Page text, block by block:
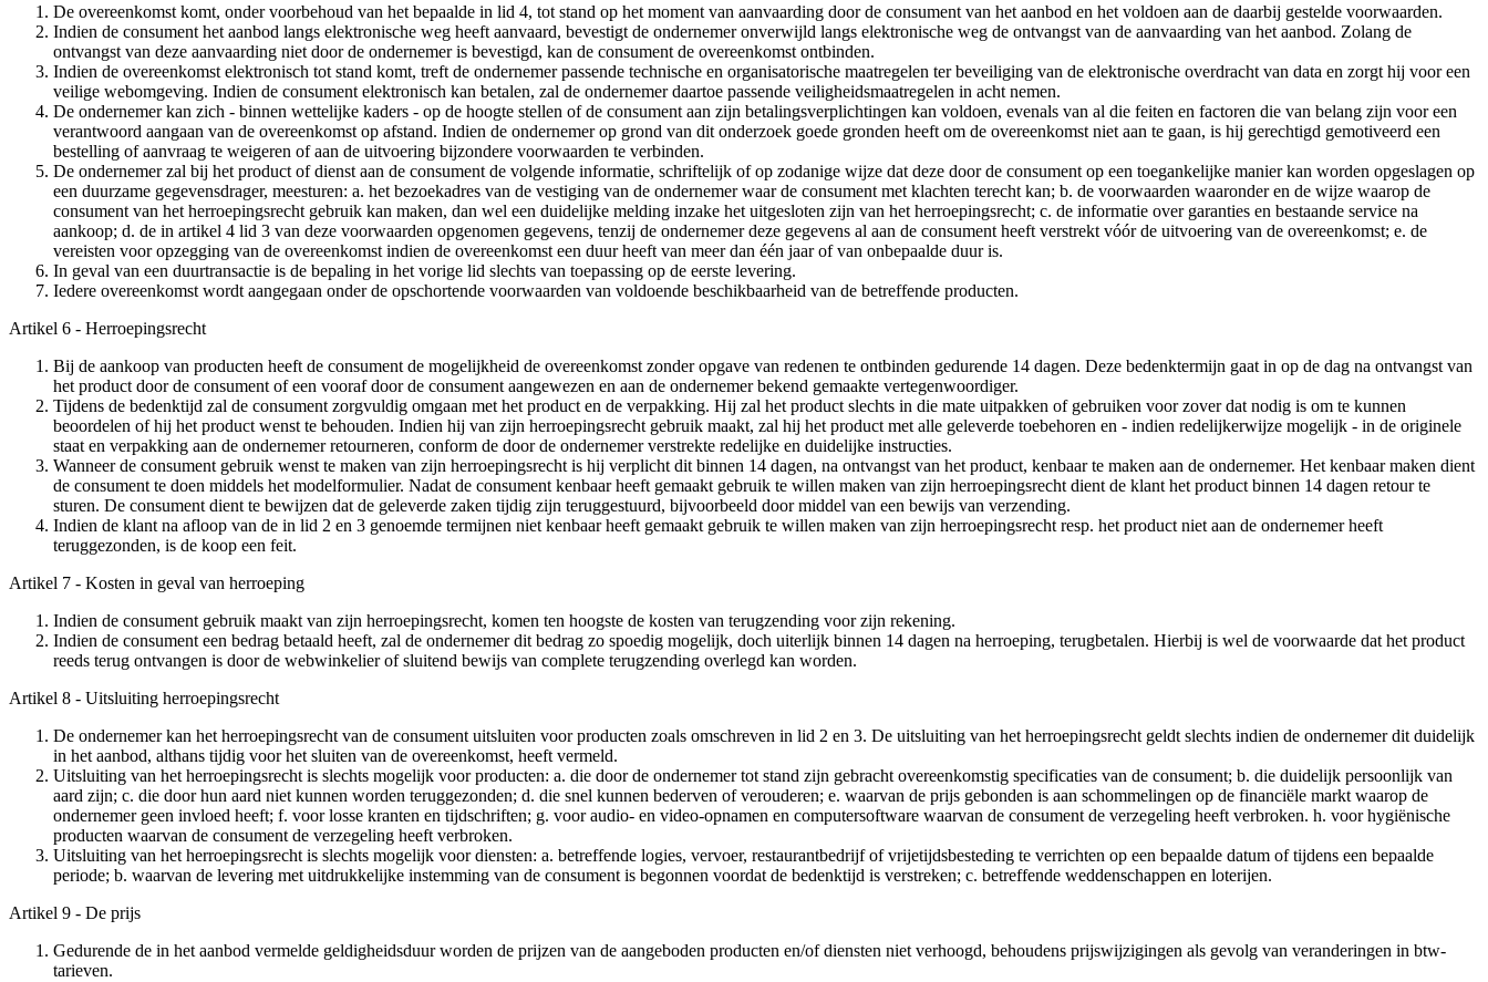
De overeenkomst komt, onder voorbehoud van het bepaalde in lid 4, tot stand op het moment van aanvaarding door de consument van het aanbod en het voldoen aan de daarbij gestelde voorwaarden.
Indien de consument het aanbod langs elektronische weg heeft aanvaard, bevestigt de ondernemer onverwijld langs elektronische weg de ontvangst van de aanvaarding van het aanbod. Zolang de
ontvangst van deze aanvaarding niet door de ondernemer is bevestigd, kan de consument de overeenkomst ontbinden.
Indien de overeenkomst elektronisch tot stand komt, treft de ondernemer passende technische en organisatorische maatregelen ter beveiliging van de elektronische overdracht van data en zorgt hij voor een
veilige webomgeving. Indien de consument elektronisch kan betalen, zal de ondernemer daartoe passende veiligheidsmaatregelen in acht nemen.
De ondernemer kan zich - binnen wettelijke kaders - op de hoogte stellen of de consument aan zijn betalingsverplichtingen kan voldoen, evenals van al die feiten en factoren die van belang zijn voor een
verantwoord aangaan van de overeenkomst op afstand. Indien de ondernemer op grond van dit onderzoek goede gronden heeft om de overeenkomst niet aan te gaan, is hij gerechtigd gemotiveerd een
bestelling of aanvraag te weigeren of aan de uitvoering bijzondere voorwaarden te verbinden.
De ondernemer zal bij het product of dienst aan de consument de volgende informatie, schriftelijk of op zodanige wijze dat deze door de consument op een toegankelijke manier kan worden opgeslagen op
een duurzame gegevensdrager, meesturen: a. het bezoekadres van de vestiging van de ondernemer waar de consument met klachten terecht kan; b. de voorwaarden waaronder en de wijze waarop de
consument van het herroepingsrecht gebruik kan maken, dan wel een duidelijke melding inzake het uitgesloten zijn van het herroepingsrecht; c. de informatie over garanties en bestaande service na
aankoop; d. de in artikel 4 lid 3 van deze voorwaarden opgenomen gegevens, tenzij de ondernemer deze gegevens al aan de consument heeft verstrekt vóór de uitvoering van de overeenkomst; e. de
vereisten voor opzegging van de overeenkomst indien de overeenkomst een duur heeft van meer dan één jaar of van onbepaalde duur is.
In geval van een duurtransactie is de bepaling in het vorige lid slechts van toepassing op de eerste levering.
Iedere overeenkomst wordt aangegaan onder de opschortende voorwaarden van voldoende beschikbaarheid van de betreffende producten.
Artikel 6 - Herroepingsrecht
Bij de aankoop van producten heeft de consument de mogelijkheid de overeenkomst zonder opgave van redenen te ontbinden gedurende 14 dagen. Deze bedenktermijn gaat in op de dag na ontvangst van
het product door de consument of een vooraf door de consument aangewezen en aan de ondernemer bekend gemaakte vertegenwoordiger.
Tijdens de bedenktijd zal de consument zorgvuldig omgaan met het product en de verpakking. Hij zal het product slechts in die mate uitpakken of gebruiken voor zover dat nodig is om te kunnen
beoordelen of hij het product wenst te behouden. Indien hij van zijn herroepingsrecht gebruik maakt, zal hij het product met alle geleverde toebehoren en - indien redelijkerwijze mogelijk - in de originele
staat en verpakking aan de ondernemer retourneren, conform de door de ondernemer verstrekte redelijke en duidelijke instructies.
Wanneer de consument gebruik wenst te maken van zijn herroepingsrecht is hij verplicht dit binnen 14 dagen, na ontvangst van het product, kenbaar te maken aan de ondernemer. Het kenbaar maken dient
de consument te doen middels het modelformulier. Nadat de consument kenbaar heeft gemaakt gebruik te willen maken van zijn herroepingsrecht dient de klant het product binnen 14 dagen retour te
sturen. De consument dient te bewijzen dat de geleverde zaken tijdig zijn teruggestuurd, bijvoorbeeld door middel van een bewijs van verzending.
Indien de klant na afloop van de in lid 2 en 3 genoemde termijnen niet kenbaar heeft gemaakt gebruik te willen maken van zijn herroepingsrecht resp. het product niet aan de ondernemer heeft
teruggezonden, is de koop een feit.
Artikel 7 - Kosten in geval van herroeping
Indien de consument gebruik maakt van zijn herroepingsrecht, komen ten hoogste de kosten van terugzending voor zijn rekening.
Indien de consument een bedrag betaald heeft, zal de ondernemer dit bedrag zo spoedig mogelijk, doch uiterlijk binnen 14 dagen na herroeping, terugbetalen. Hierbij is wel de voorwaarde dat het product
reeds terug ontvangen is door de webwinkelier of sluitend bewijs van complete terugzending overlegd kan worden.
Artikel 8 - Uitsluiting herroepingsrecht
De ondernemer kan het herroepingsrecht van de consument uitsluiten voor producten zoals omschreven in lid 2 en 3. De uitsluiting van het herroepingsrecht geldt slechts indien de ondernemer dit duidelijk
in het aanbod, althans tijdig voor het sluiten van de overeenkomst, heeft vermeld.
Uitsluiting van het herroepingsrecht is slechts mogelijk voor producten: a. die door de ondernemer tot stand zijn gebracht overeenkomstig specificaties van de consument; b. die duidelijk persoonlijk van
aard zijn; c. die door hun aard niet kunnen worden teruggezonden; d. die snel kunnen bederven of verouderen; e. waarvan de prijs gebonden is aan schommelingen op de financiële markt waarop de
ondernemer geen invloed heeft; f. voor losse kranten en tijdschriften; g. voor audio- en video-opnamen en computersoftware waarvan de consument de verzegeling heeft verbroken. h. voor hygiënische
producten waarvan de consument de verzegeling heeft verbroken.
Uitsluiting van het herroepingsrecht is slechts mogelijk voor diensten: a. betreffende logies, vervoer, restaurantbedrijf of vrijetijdsbesteding te verrichten op een bepaalde datum of tijdens een bepaalde
periode; b. waarvan de levering met uitdrukkelijke instemming van de consument is begonnen voordat de bedenktijd is verstreken; c. betreffende weddenschappen en loterijen.
Artikel 9 - De prijs
Gedurende de in het aanbod vermelde geldigheidsduur worden de prijzen van de aangeboden producten en/of diensten niet verhoogd, behoudens prijswijzigingen als gevolg van veranderingen in btw-
tarieven.